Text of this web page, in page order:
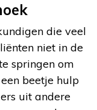
die veel
niet in de
springen om
beetje hulp
uit andere